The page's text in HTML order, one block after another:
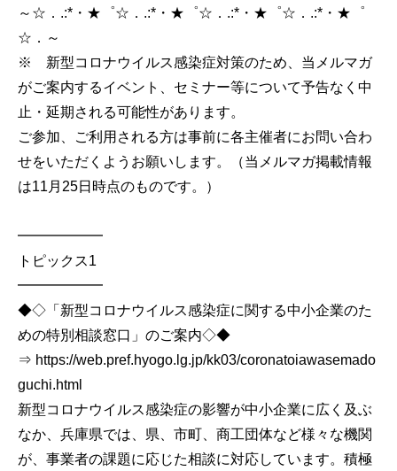
～☆．.:*・★゜☆．.:*・★゜☆．.:*・★゜☆．.:*・★゜
☆．～
※ 新型コロナウイルス感染症対策のため、当メルマガ
がご案内するイベント、セミナー等について予告なく中
止・延期される可能性があります。
ご参加、ご利用される方は事前に各主催者にお問い合わ
せをいただくようお願いします。（当メルマガ掲載情報
は11月25日時点のものです。）
━━━━━━
トピックス1
━━━━━━
◆◇「新型コロナウイルス感染症に関する中小企業のた
めの特別相談窓口」のご案内◇◆
⇒ https://web.pref.hyogo.lg.jp/kk03/coronatoiawasemado
guchi.html
新型コロナウイルス感染症の影響が中小企業に広く及ぶ
なか、兵庫県では、県、市町、商工団体など様々な機関
が、事業者の課題に応じた相談に対応しています。積極